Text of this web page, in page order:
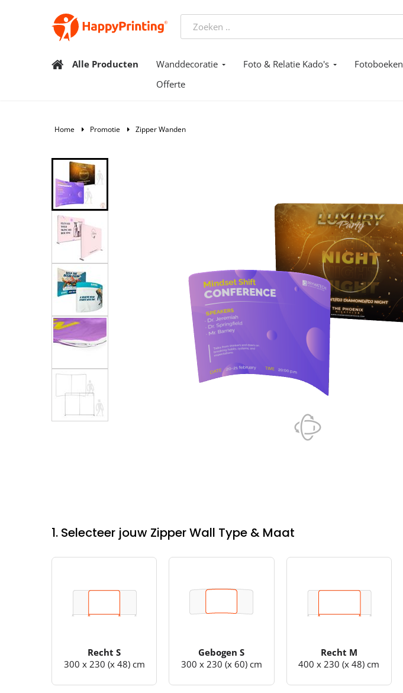
Alle Producten Wanddecoratie Foto & Relatie Kado's Fotoboeken
Offerte
Home Promotie Zipper Wanden
1. Selecteer jouw Zipper Wall Type & Maat
Recht S
300 x 230 (x 48) cm
Gebogen S
300 x 230 (x 60) cm
Recht M
400 x 230 (x 48) cm